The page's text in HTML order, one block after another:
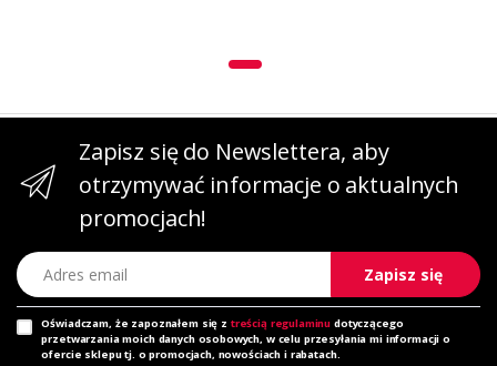
Zapisz się do Newslettera, aby
otrzymywać informacje o aktualnych
promocjach!
Adres email
Zapisz się
Oświadczam, że zapoznałem się z treścią regulaminu dotyczącego
przetwarzania moich danych osobowych, w celu przesyłania mi informacji o
ofercie sklepu tj. o promocjach, nowościach i rabatach.